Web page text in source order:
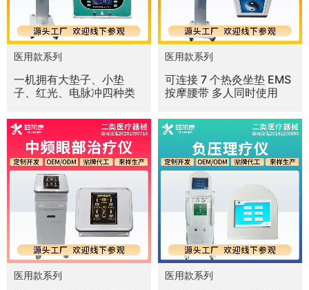
医用款系列
一机拥有大垫子、小垫
子、红光、电脉冲四种类
医用款系列
可连接 7 个热灸坐垫 EMS
按摩腰带 多人同时使用
医用款系列 医用款系列